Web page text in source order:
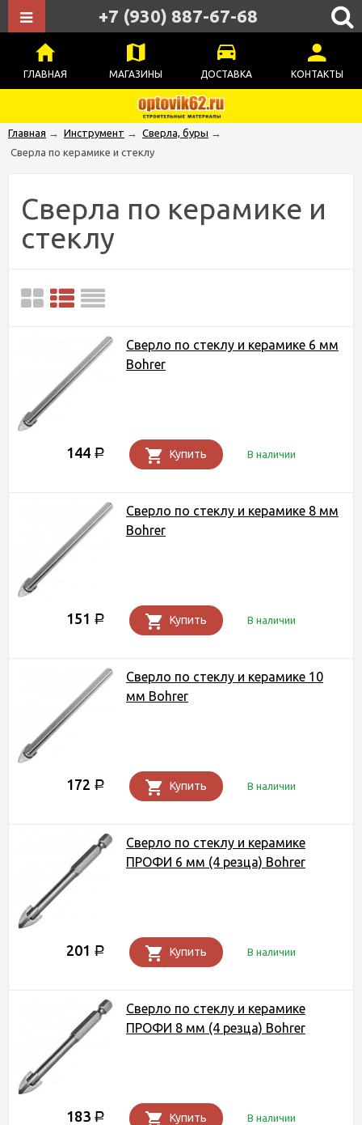
ГЛАВНАЯ МАГАЗИНЫ ДОСТАВКА КОНТАКТЫ
+7 (930) 887-67-68
Главная → Инструмент → Сверла, буры →
Сверла по керамике и стеклу
Сверла по керамике и
стеклу
Сверло по стеклу и керамике 6 мм
Bohrer
144 Р Купить В наличии
Сверло по стеклу и керамике 8 мм
Bohrer
151 Р Купить В наличии
Сверло по стеклу и керамике 10
мм Bohrer
172 Р Купить В наличии
Сверло по стеклу и керамике
ПРОФИ 6 мм (4 резца) Bohrer
201 Р Купить В наличии
Сверло по стеклу и керамике
ПРОФИ 8 мм (4 резца) Bohrer
183 Р Купить В наличии